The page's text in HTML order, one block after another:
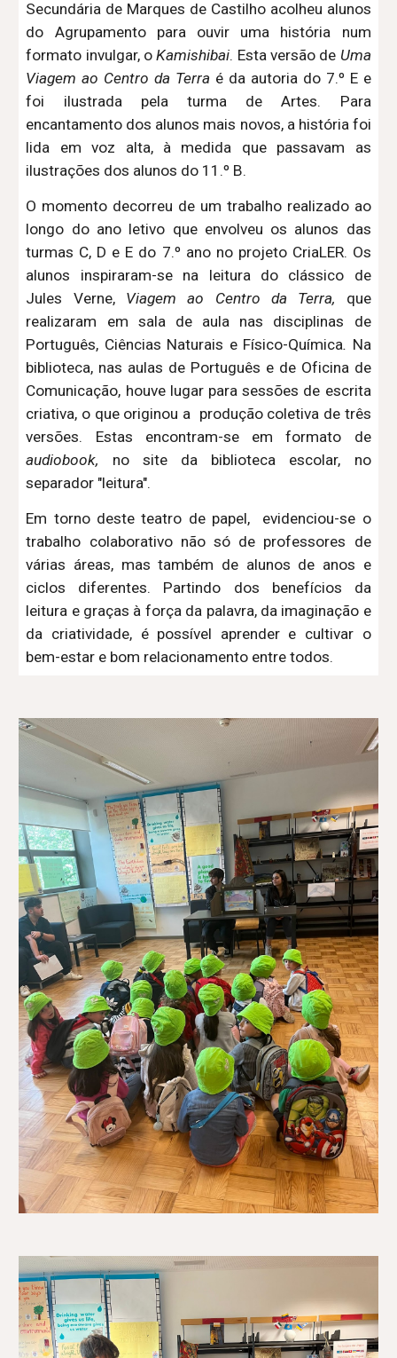
Secundária de Marques de Castilho acolheu alunos
do Agrupamento para ouvir uma história num
formato invulgar, oKamishibai. Esta versão de Uma
Viagem ao Centro da Terra é da autoria do 7.º E e
foi ilustrada pela turma de Artes.
Para
encantamento dos alunos mais novos, a história foi
lida em voz alta, à medida que passavam as
ilustrações dos alunos do 11.º B.
O momento decorreu de um trabalho realizado ao
longo do ano letivo que envolveu os alunos das
turmas C, D e E do 7.º ano no projeto CriaLER. Os
alunos inspiraram-se na leitura do clássico de
Jules Verne, Viagem ao Centro da Terra, que
realizaram em sala de aula nas disciplinas de
Português, Ciências Naturais e Físico-Química. Na
biblioteca, nas aulas de Português e de Oficina de
Comunicação, houve lugar para sessões de escrita
criativa, o que originou a produção coletiva de três
versões. Estas encontram-se em formato de
audiobook, no site da biblioteca escolar, no
separador "leitura".
Em torno deste teatro de papel,
evidenciou-se o
trabalho colaborativo não só de professores de
várias áreas, mas também de alunos de anos e
ciclos diferentes. Partindo dos benefícios da
leitura e graças à força da palavra, da imaginação e
da criatividade, é possível aprender e cultivar o
bem-estar e bom relacionamento entre todos.